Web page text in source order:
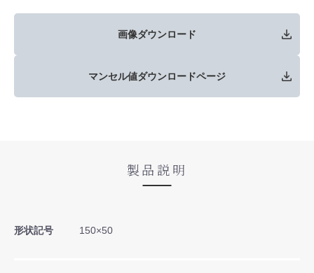
画像ダウンロード
マンセル値ダウンロードページ
製品説明
形状記号 150×50